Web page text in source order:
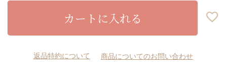
カートに入れる
返品特約について 商品についてのお問い合わせ